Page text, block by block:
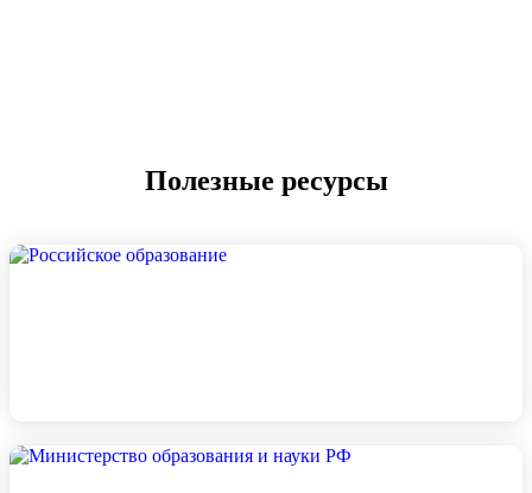
Полезные ресурсы